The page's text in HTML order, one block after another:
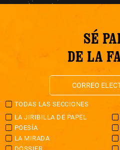
SÉ
DE LA
TODAS LAS SECCIONES
LA JIRIBILLA DE PAPEL
POESÍA
LA MIRADA
DOSSIER